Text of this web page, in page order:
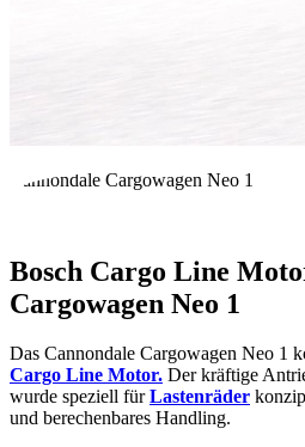
Cannondale Cargowagen Neo 1
Bosch Cargo Line
Cargowagen Neo 1
Das Cannondale Cargowagen Neo 1
Cargo Line Motor. Der kräftige
wurde speziell fürLastenräder
und berechenbares Handling.